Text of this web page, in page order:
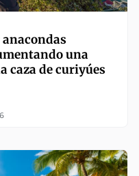
una
caza de curiyúes